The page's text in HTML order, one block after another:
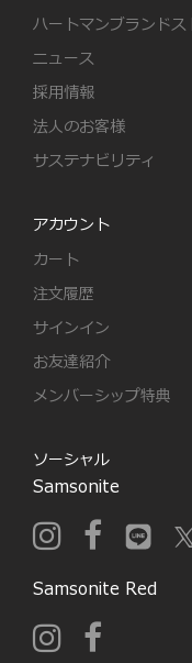
ハートマンブランドス
ニュース
採用情報
法人のお客様
サステナビリティ
アカウント
カート
注文履歴
サインイン
お友達紹介
メンバーシップ特典
ソーシャル
Samsonite
Samsonite Red